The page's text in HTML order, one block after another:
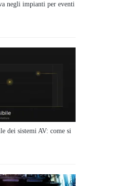
negli impianti per eventi
dei sistemi AV: come si